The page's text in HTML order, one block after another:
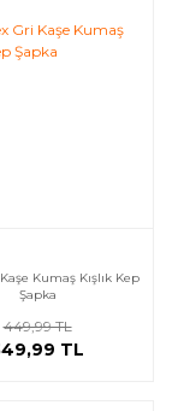
Kumaş Kışlık Kep
Şapka
449,99 TL
TL